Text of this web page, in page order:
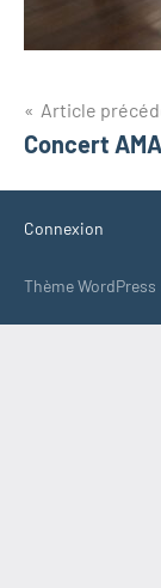
de
Article
Concert
Connexion
Thème